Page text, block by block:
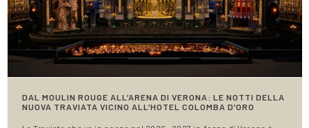
DAL MOULIN ROUGE ALL’ARENA DI VERONA: LE NOTTI DELLA
NUOVA TRAVIATA VICINO ALL’HOTEL COLOMBA D’ORO